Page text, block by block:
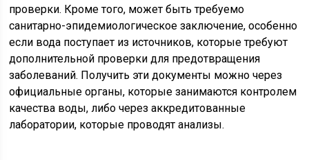
проверки. Кроме того, может быть требуемо
санитарно-эпидемиологическое заключение, особенно
если вода поступает из источников, которые требуют
дополнительной проверки для предотвращения
заболеваний. Получить эти документы можно через
официальные органы, которые занимаются контролем
качества воды, либо через аккредитованные
лаборатории, которые проводят анализы.